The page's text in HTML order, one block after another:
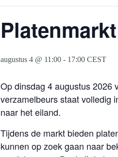
augustus 4 @ 11:00 - 17:00 CEST
Op dinsdag 4 augustus 2026
verzamelbeurs staat volledig
naar het eiland.
Tijdens de markt bieden
kunnen op zoek gaan naar